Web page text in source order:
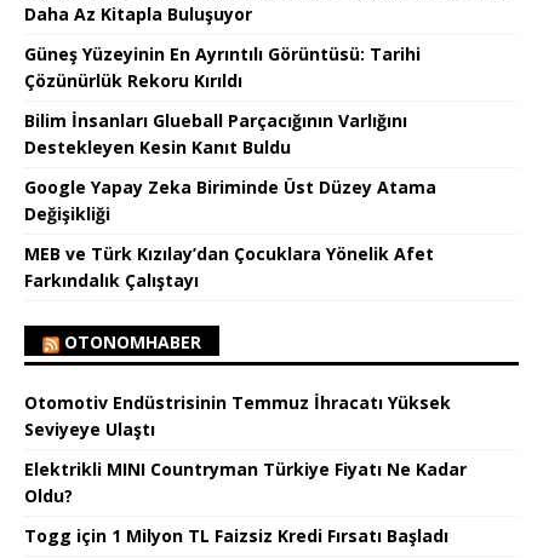
Daha Az Kitapla Buluşuyor
Güneş Yüzeyinin En Ayrıntılı Görüntüsü: Tarihi
Çözünürlük Rekoru Kırıldı
Bilim İnsanları Glueball Parçacığının Varlığını
Destekleyen Kesin Kanıt Buldu
Google Yapay Zeka Biriminde Üst Düzey Atama
Değişikliği
MEB ve Türk Kızılay’dan Çocuklara Yönelik Afet
Farkındalık Çalıştayı
OTONOMHABER
Otomotiv Endüstrisinin Temmuz İhracatı Yüksek
Seviyeye Ulaştı
Elektrikli MINI Countryman Türkiye Fiyatı Ne Kadar
Oldu?
Togg için 1 Milyon TL Faizsiz Kredi Fırsatı Başladı